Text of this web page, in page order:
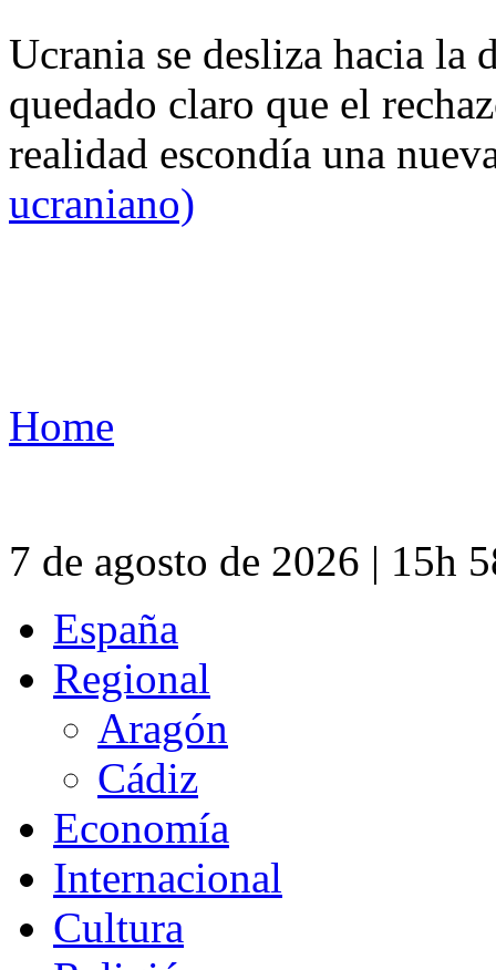
Ucrania se desliza hacia
quedado claro que el
realidad escondía una
ucraniano)
Home
7 de agosto de 2026 | 15h
España
Regional
Aragón
Cádiz
Economía
Internacional
Cultura